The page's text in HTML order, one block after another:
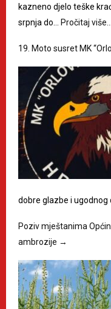
kazneno djelo teške
srpnja do…
Pročitaj više…
19. Moto susret MK
dobre glazbe i ugodnog
Poziv mještanima
ambrozije →